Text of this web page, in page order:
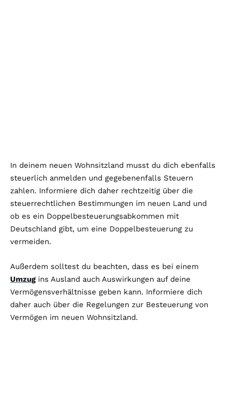
In deinem neuen Wohnsitzland musst du dich ebenfalls
steuerlich anmelden und gegebenenfalls Steuern
zahlen. Informiere dich daher rechtzeitig über die
steuerrechtlichen Bestimmungen im neuen Land und
ob es ein Doppelbesteuerungsabkommen mit
Deutschland gibt, um eine Doppelbesteuerung zu
vermeiden.
Außerdem solltest du beachten, dass es bei einem
Umzugins Ausland auch Auswirkungen auf deine
Vermögensverhältnisse geben kann. Informiere dich
daher auch über die Regelungen zur Besteuerung von
Vermögen im neuen Wohnsitzland.